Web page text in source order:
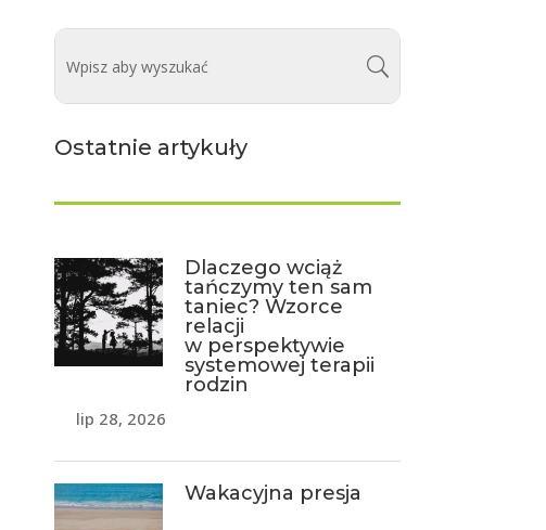
Ostatnie artykuły
Dlaczego wciąż
tańczymy ten sam
taniec? Wzorce
relacji
w perspektywie
systemowej terapii
rodzin
lip 28, 2026
Wakacyjna presja